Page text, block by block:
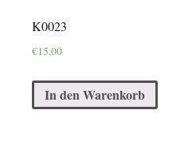
K0023
€15,00
In den Warenkorb